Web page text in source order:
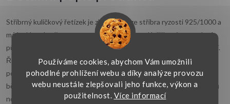
Používáme cookies, abychom Vám umožnili
pohodlné prohlížení webu a díky analýze provozu
webu neustále zlepšovali jeho funkce, výkon a
použitelnost. Více informací
Stříbrný kuličkový řetízek je zhotovený ze stříbra ryzosti 925/1000 a
má lesklou rhodiovanou povrchovou úpravu. Kuličkové provedení
působí jemně dekorativně a dobře vynikne při samostatném nošení.
Řetízek lze kombinovat také s vhodnýmstříbrným náramkem
podobném stylu. Zapínání na karabinu je praktické a pevné pro
běžné používání. Šperk je vhodný pro ženy a dívky ke každodennímu
nošení i jako dárek k narozeninám, svátku nebo výročí. Ke každému